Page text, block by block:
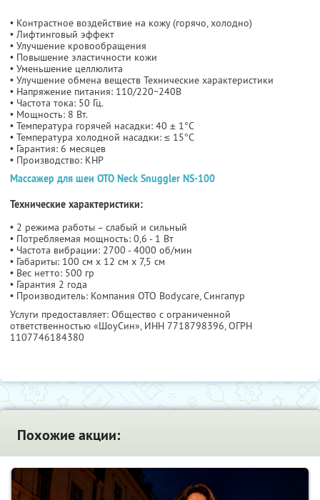
• Контрастное воздействие на кожу (горячо, холодно)
• Лифтинговый эффект
• Улучшение кровообращения
• Повышение эластичности кожи
• Уменьшение целлюлита
• Улучшение обмена веществ Технические характеристики
• Напряжение питания: 110/220~240В
• Частота тока: 50 Гц.
• Мощность: 8 Вт.
• Температура горячей насадки: 40 ± 1°C
• Температура холодной насадки: ≤ 15°C
• Гарантия: 6 месяцев
• Производство: КНР
Массажер для шеи OTO Neck Snuggler NS-100
Технические характеристики:
• 2 режима работы – слабый и сильный
• Потребляемая мощность: 0,6 - 1 Вт
• Частота вибрации: 2700 - 4000 об/мин
• Габариты: 100 см х 12 см х 7,5 см
• Вес нетто: 500 гр
• Гарантия 2 года
• Производитель: Компания OTO Bodycare, Сингапур
Услуги предоставляет: Общество с ограниченной
ответственностью «ШоуСин», ИНН 7718798396, ОГРН
1107746184380
Похожие акции: